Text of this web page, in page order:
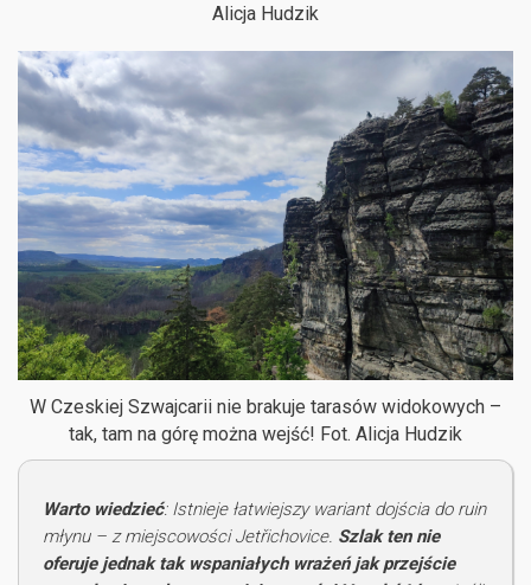
Alicja Hudzik
W Czeskiej Szwajcarii nie brakuje tarasów widokowych –
tak, tam na górę można wejść! Fot. Alicja Hudzik
Warto wiedzieć: Istnieje łatwiejszy wariant dojścia do ruin
młynu – z miejscowości Jetřichovice. Szlak ten nie
oferuje jednak tak wspaniałych wrażeń jak przejście